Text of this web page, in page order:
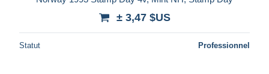
± 3,47 $US
Statut Professionnel